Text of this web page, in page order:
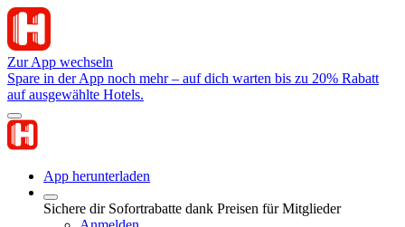
Zur App wechseln
Spare in der App noch mehr – auf dich warten bis zu 20% Rabatt
auf ausgewählte Hotels.
App herunterladen
Sichere dir Sofortrabatte dank Preisen für Mitglieder